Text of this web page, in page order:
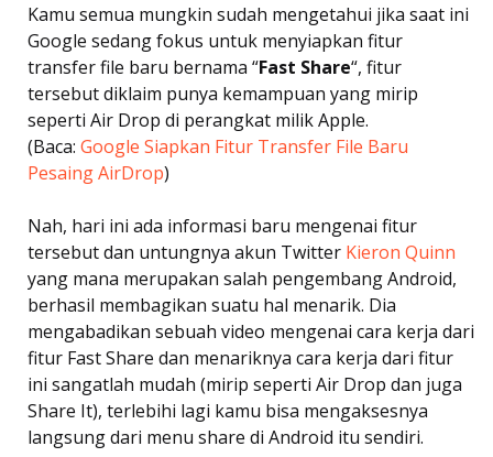
Kamu semua mungkin sudah mengetahui jika saat ini
Google sedang fokus untuk menyiapkan fitur
transfer file baru bernama “Fast Share“, fitur
tersebut diklaim punya kemampuan yang mirip
seperti Air Drop di perangkat milik Apple.
(Baca: Google Siapkan Fitur Transfer File Baru
Pesaing AirDrop)
Nah, hari ini ada informasi baru mengenai fitur
tersebut dan untungnya akun Twitter Kieron Quinn
yang mana merupakan salah pengembang Android,
berhasil membagikan suatu hal menarik. Dia
mengabadikan sebuah video mengenai cara kerja dari
fitur Fast Share dan menariknya cara kerja dari fitur
ini sangatlah mudah (mirip seperti Air Drop dan juga
Share It), terlebihi lagi kamu bisa mengaksesnya
langsung dari menu share di Android itu sendiri.